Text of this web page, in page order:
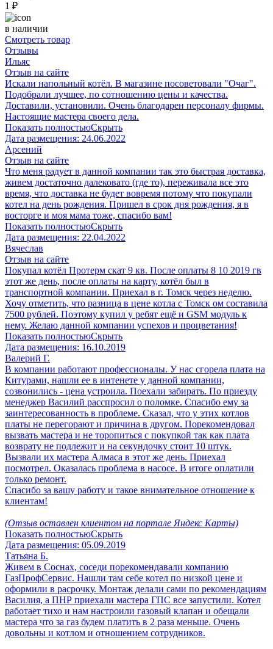
1 ₽
в наличии
Смотреть товар
Отзывы
Ильяс
Отзыв на сайте
Искали напольный котёл. В магазине посоветовали "Очаг".
Подобрали лучшее, по сотношению цены и качества.
Доставили, установили. Очень благодарен персоналу фирмы.
Настоящие мастера своего дела.
Показать полностьюСкрыть
Дата размещения: 24.06.2022
Арсений
Отзыв на сайте
Что меня радует в данной компании так это быстрая доставка,
живем достаточно далековато (где то), переживала все это
время, что доставка не будет вовремя потому что покупали
котел на день рождения. Пришел в срок дня рождения, я в
восторге и моя мама тоже, спасибо вам!
Показать полностьюСкрыть
Дата размещения: 22.04.2022
Вячеслав
Отзыв на сайте
Покупал котёл Протерм скат 9 кв. После оплаты 8 10 2019 гв
этот же день, после оплаты на карту, котёл был в
транспортной компании. Приехал в г. Томск через неделю.
Хочу отметить, что разница в цене котла с Томск ом составила
7500 рублей. Поэтому купил у ребят ещё и GSM модуль к
нему. Желаю данной компании успехов и процветания!
Показать полностьюСкрыть
Дата размещения: 16.10.2019
Валерий Г.
В компании работают профессионалы. У нас сгорела плата на
Китурами, нашли ее в интенете у данной компании,
созвонились - цена устроила. Поехали забирать. По приезду
менеджер Василий расспросил о поломке. Спасибо ему за
заинтересованность в проблеме. Сказал, что у этих котлов
платы не перегорают и причина в другом. Порекомендовал
вызвать мастера и не торопиться с покупкой так как плата
возврату не подлежит и на секундочку стоит 10 штук.
Вызвали их мастера Алмаса в этот же день. Приехал
посмотрел. Оказалась проблема в насосе. В итоге оплатили
только ремонт.
Спасибо за вашу работу и такое внимательное отношение к
клиентам!
(Отзыв оставлен клиентом на портале Яндекс Карты)
Показать полностьюСкрыть
Дата размещения: 05.09.2019
Татьяна Б.
Живем в Соснах, соседи порекомендавали компанию
ГазПрофСервис. Нашли там себе котел по низкой цене и
оформили в расрочку. Монтаж делали сами по рекомендациям
Василия, а ПНР приехали мастера ГПС все запустили. Котел
работает тихо и нам настроили газовый клапан и обещали
мастера что за газ будем платить в 2 раза меньше. Очень
довольны и котлом и отношением сотрудников.